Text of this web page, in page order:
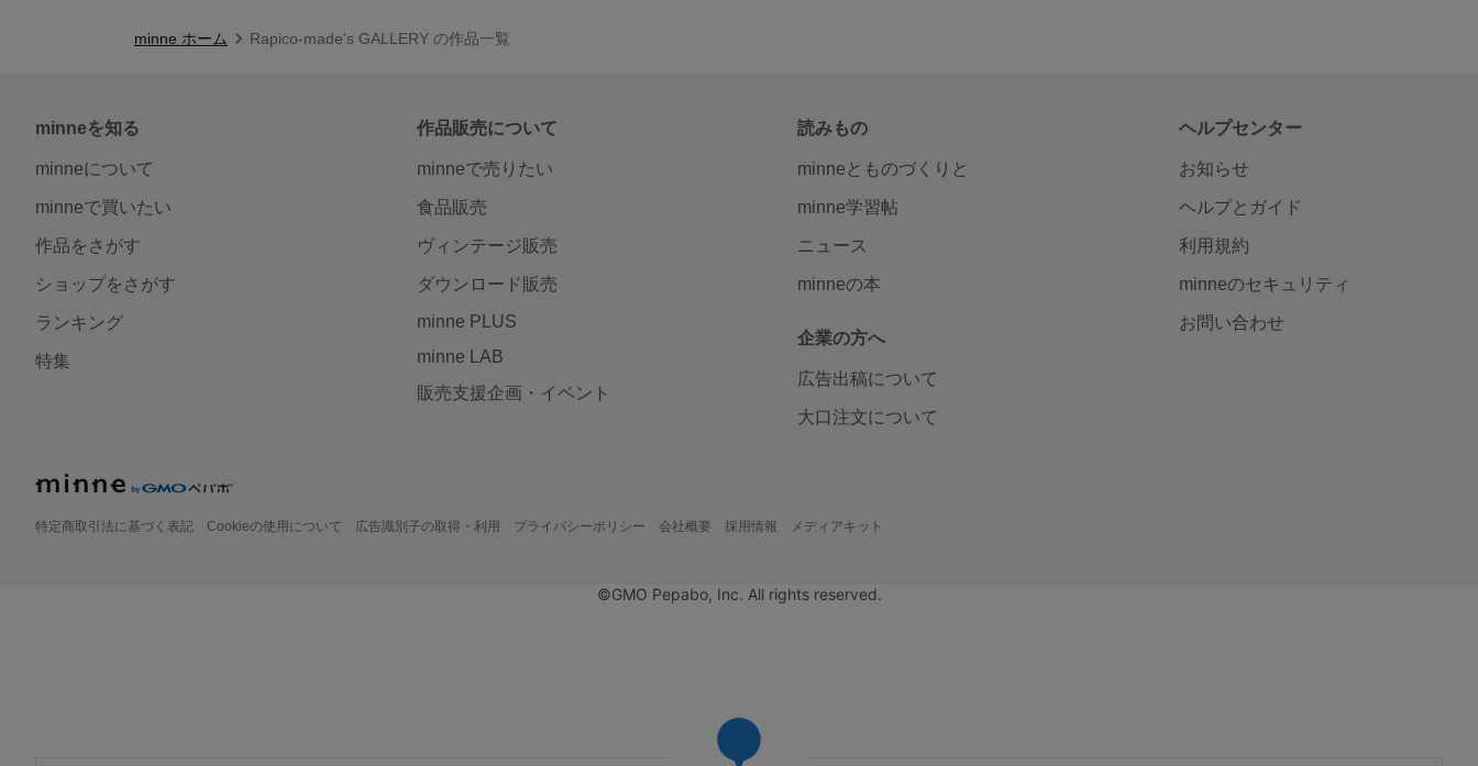
minne ホーム Rapico-made's GALLERY の作品一覧
minneを知る
minneについて
minneで買いたい
作品をさがす
ショップをさがす
ランキング
特集
作品販売について
minneで売りたい
食品販売
ヴィンテージ販売
ダウンロード販売
minne PLUS
minne LAB
販売支援企画・イベント
読みもの
minneとものづくりと
minne学習帖
ニュース
minneの本
企業の方へ
広告出稿について
大口注文について
ヘルプセンター
お知らせ
ヘルプとガイド
利用規約
minneのセキュリティ
お問い合わせ
特定商取引法に基づく表記 Cookieの使用について 広告識別子の取得・利用 プライバシーポリシー 会社概要 採用情報 メディアキット
©GMO Pepabo, Inc. All rights reserved.